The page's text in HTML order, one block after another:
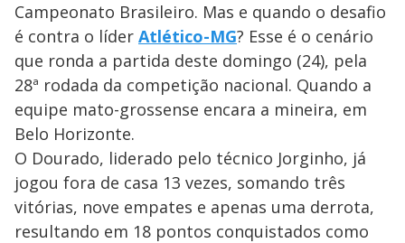
Campeonato Brasileiro. Mas e quando o desafio
é contra o líder Atlético-MG? Esse é o cenário
que ronda a partida deste domingo (24), pela
28ª rodada da competição nacional. Quando a
equipe mato-grossense encara a mineira, em
Belo Horizonte.
O Dourado, liderado pelo técnico Jorginho, já
jogou fora de casa 13 vezes, somando três
vitórias, nove empates e apenas uma derrota,
resultando em 18 pontos conquistados como